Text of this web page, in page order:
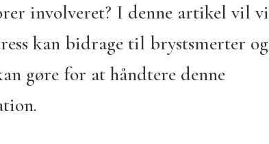
involveret? I denne artikel vil vi
kan bidrage til brystsmerter og
gøre for at håndtere denne